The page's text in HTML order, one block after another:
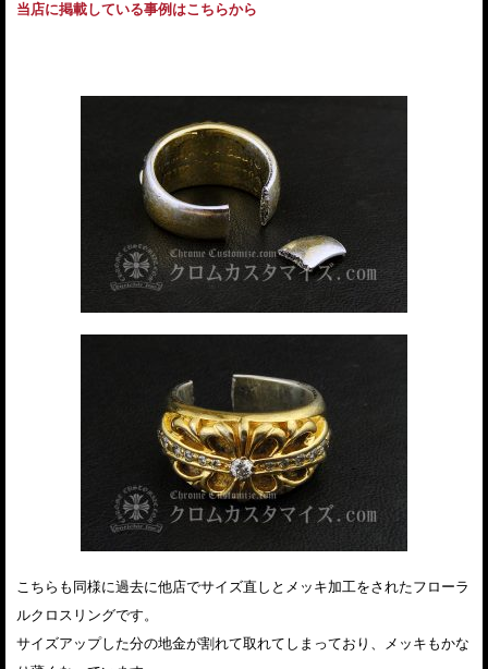
当店に掲載している事例はこちらから
こちらも同様に過去に他店でサイズ直しとメッキ加工をされたフローラ
ルクロスリングです。
サイズアップした分の地金が割れて取れてしまっており、メッキもかな